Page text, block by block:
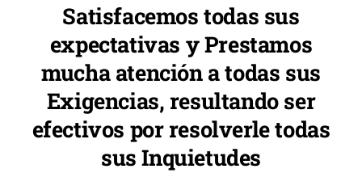
Satisfacemos todas sus
expectativas y Prestamos
mucha atención a todas sus
Exigencias, resultando ser
efectivos por resolverle todas
sus Inquietudes